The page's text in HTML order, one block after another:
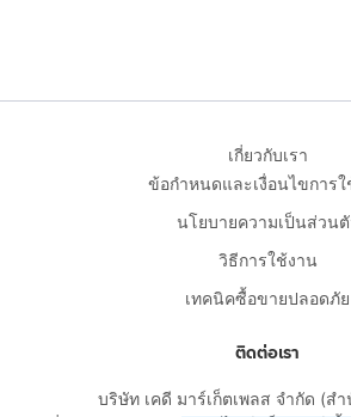
เกี่ยวกับเรา
ข้อกำหนดและเงื่อนไขการใ
นโยบายความเป็นส่วน
วิธีการใช้งาน
เทคนิคซื้อขายปลอดภัย
ติดต่อเรา
บริษัท เคดี มาร์เก็ตเพลส จำกัด (ส